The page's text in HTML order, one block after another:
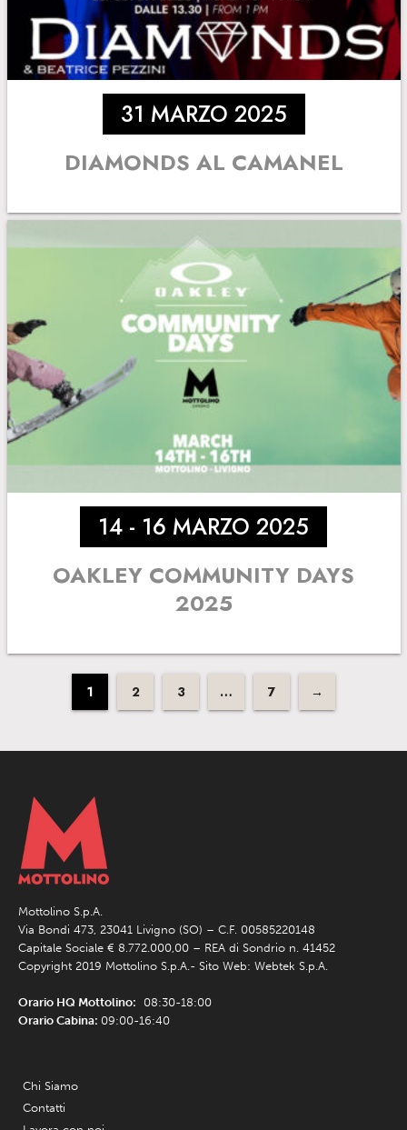
31 MARZO 2025
DIAMONDS AL CAMANEL
14 - 16 MARZO 2025
OAKLEY COMMUNITY DAYS
2025
1 2 3 … 7 →
Mottolino S.p.A.
Via Bondi 473, 23041 Livigno (SO) – C.F. 00585220148
Capitale Sociale € 8.772.000,00 – REA di Sondrio n. 41452
Copyright 2019 Mottolino S.p.A.- Sito Web: Webtek S.p.A.
Orario HQ Mottolino: 08:30-18:00
Orario Cabina: 09:00-16:40
Chi Siamo
Contatti